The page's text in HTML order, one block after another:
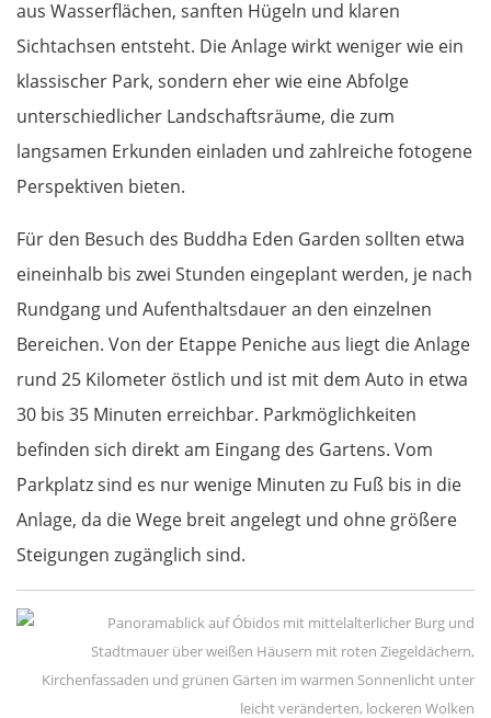
aus Wasserflächen, sanften Hügeln und klaren
Sichtachsen entsteht. Die Anlage wirkt weniger wie ein
klassischer Park, sondern eher wie eine Abfolge
unterschiedlicher Landschaftsräume, die zum
langsamen Erkunden einladen und zahlreiche fotogene
Perspektiven bieten.
Für den Besuch des Buddha Eden Garden sollten etwa
eineinhalb bis zwei Stunden eingeplant werden, je nach
Rundgang und Aufenthaltsdauer an den einzelnen
Bereichen. Von der Etappe Peniche aus liegt die Anlage
rund 25 Kilometer östlich und ist mit dem Auto in etwa
30 bis 35 Minuten erreichbar. Parkmöglichkeiten
befinden sich direkt am Eingang des Gartens. Vom
Parkplatz sind es nur wenige Minuten zu Fuß bis in die
Anlage, da die Wege breit angelegt und ohne größere
Steigungen zugänglich sind.
Ungarn Süd
Szeged
Mohács
Osijek
Virovitica
Zagreb
Slowenien
Novo mesto